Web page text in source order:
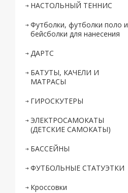
НАСТОЛЬНЫЙ ТЕННИС
Футболки, футболки поло и
бейсболки для нанесения
ДАРТС
БАТУТЫ, КАЧЕЛИ И
МАТРАСЫ
ГИРОСКУТЕРЫ
ЭЛЕКТРОСАМОКАТЫ
(ДЕТСКИЕ САМОКАТЫ)
БАССЕЙНЫ
ФУТБОЛЬНЫЕ СТАТУЭТКИ
Кроссовки